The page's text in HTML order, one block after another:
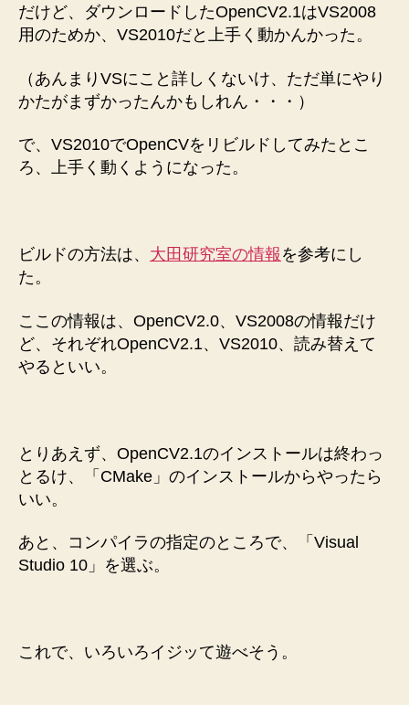
だけど、ダウンロードしたOpenCV2.1はVS2008
用のためか、VS2010だと上手く動かんかった。
（あんまりVSにこと詳しくないけ、ただ単にやり
かたがまずかったんかもしれん・・・）
で、VS2010でOpenCVをリビルドしてみたとこ
ろ、上手く動くようになった。
ビルドの方法は、 大田研究室の情報 を参考にし
た。
ここの情報は、OpenCV2.0、VS2008の情報だけ
ど、それぞれOpenCV2.1、VS2010、読み替えて
やるといい。
とりあえず、OpenCV2.1のインストールは終わっ
とるけ、「CMake」のインストールからやったら
いい。
あと、コンパイラの指定のところで、「Visual
Studio 10」を選ぶ。
これで、いろいろイジッて遊べそう。